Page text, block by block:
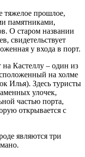
тяжелое прошлое,
памятниками,
О старом названии
свидетельствует
у входа в порт.
Кастеллу – один из
на холме
Илья). Здесь туристы
улочек,
частью порта,
открывается с
являются три